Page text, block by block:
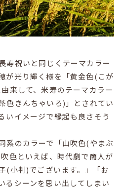
寿祝いと同じくテーマカラー
が光り輝く様を「黄金色(こが
来して、米寿のテーマカラー
色きんちゃいろ)」とされてい
いイメージで縁起も良さそう
系のカラーで「山吹色(やまぶ
色といえば、時代劇で商人が
(小判)でございます。」「お
るシーンを思い出してしまい